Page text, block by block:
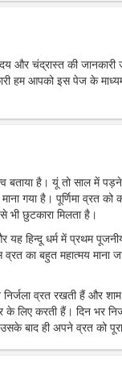
और चंद्रास्त की
हम आपको इस पेज के
बताया है। यूं तो साल में
माना गया है। पूर्णिमा
भी छुटकारा मिलता है।
यह हिन्दू धर्म में प्रथम
का बहुत महात्मय माना
निर्जला व्रत रखती हैं और
लिए करती हैं। दिन भर
बाद ही अपने व्रत को